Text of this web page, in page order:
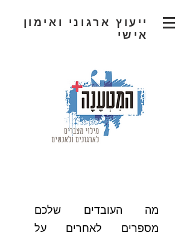
ייעוץ ארגוני ואימון
אישי
מה העובדים שלכם
מספרים לאחרים על